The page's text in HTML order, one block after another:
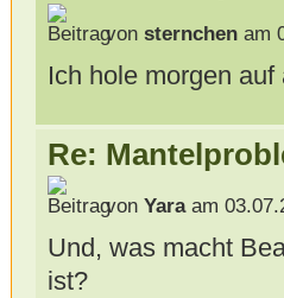
von sternchenam
Ich hole morgen
Re:
von Yaraam
Und, was macht
ist?